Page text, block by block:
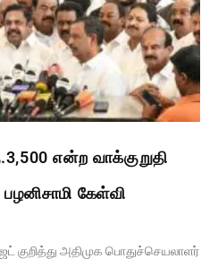
என்ற வாக்குறுதி
கேள்வி
அதிமுக பொதுச்செயலாளர்